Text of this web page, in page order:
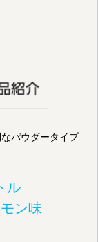
パウダータイプ
ル
ン味